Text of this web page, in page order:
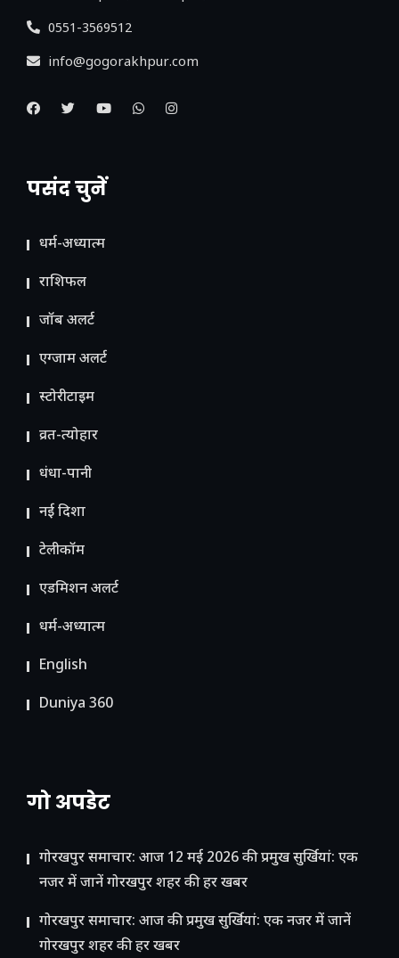
0551-3569512
info@gogorakhpur.com
पसंद चुनें
धर्म-अध्यात्म
राशिफल
जॉब अलर्ट
एग्जाम अलर्ट
स्टोरीटाइम
व्रत-त्योहार
धंधा-पानी
नई दिशा
टेलीकॉम
ए​डमिशन अलर्ट
धर्म-अध्यात्म
English
Duniya 360
गो अपडेट
गोरखपुर समाचार: आज 12 मई 2026 की प्रमुख सुर्खियां: एक
नजर में जानें गोरखपुर शहर की हर खबर
गोरखपुर समाचार: आज की प्रमुख सुर्खियां: एक नजर में जानें
गोरखपुर शहर की हर खबर